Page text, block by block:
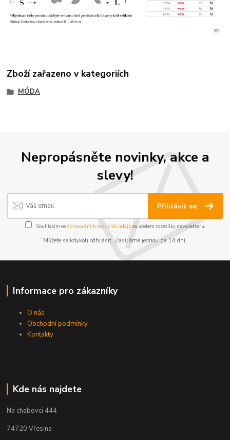
Zboží zařazeno v kategoriích
MÓDA
Nepropásněte novinky, akce a
slevy!
Přihlásit se
Souhlasím se zpracováním osobních údajůza účelem rozesílky newsletteru.
Můžete se kdykoli odhlásit. Zasíláme jednou za 14 dní.
Informace pro zákazníky
O nás
Obchodní podmínky
Kontakty
Kde nás najdete
Na chabovci 444
74720 Vřesina